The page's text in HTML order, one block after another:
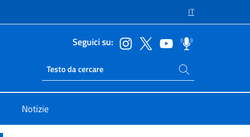
IT
Seguici su:
Ricerca sito live
Cerca nel sito
Notizie